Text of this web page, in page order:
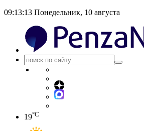
09:13:14 Понедельник, 10 августа
19°C